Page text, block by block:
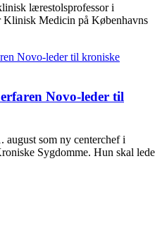
lærestolsprofessor i
Klinisk Medicin på Københavns
Novo-leder til
august som ny centerchef i
Sygdomme. Hun skal lede